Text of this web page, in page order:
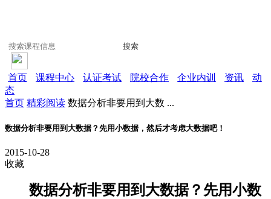
搜索
首页 课程中心 认证考试 院校合作 企业内训 资讯
动
态
首页 精彩阅读 数据分析非要用到大数 ...
数据分析非要用到大数据？先用小数据，然后才考虑大数据吧！
2015-10-28
收藏
数据分析非要用到大数据？先用小数